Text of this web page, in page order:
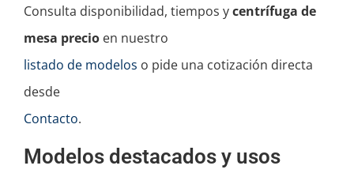
Consulta disponibilidad, tiempos ycentrífuga de
mesa precio en nuestro
listado de modelos o pide una cotización directa
desde
Contacto.
Modelos destacados y usos